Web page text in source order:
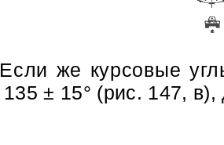
Если же курсовые
135 ± 15° (рис. 147, в),